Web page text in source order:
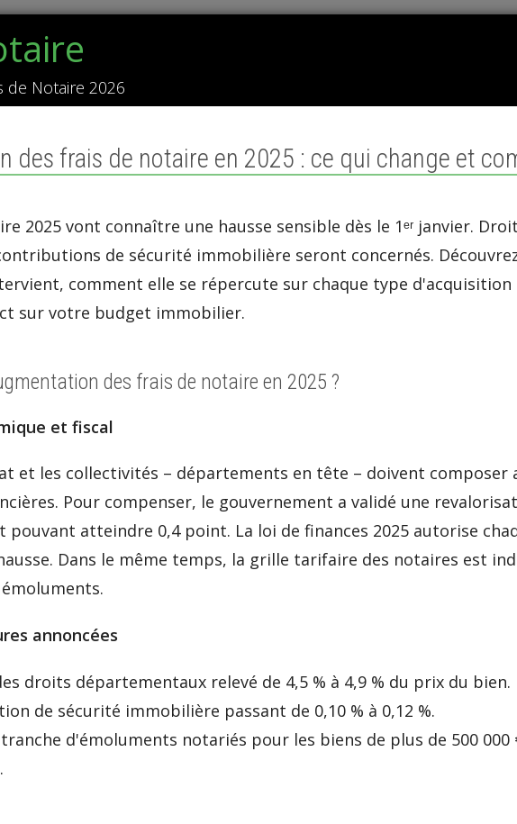
de Notaire 2026
des frais de notaire en 2025 : ce qui change et
2025 vont connaître une hausse sensible dès le 1ᵉʳ janvier.
de sécurité immobilière seront concernés.
comment elle se répercute sur chaque type
sur votre budget immobilier.
des frais de notaire en 2025 ?
et fiscal
et les collectivités – départements en tête – doivent composer
Pour compenser, le gouvernement a validé une
pouvant atteindre 0,4 point. La loi de finances 2025 autorise
Dans le même temps, la grille tarifaire des notaires est
annoncées
droits départementaux relevé de 4,5 % à 4,9 % du prix du bien.
de sécurité immobilière passant de 0,10 % à 0,12 %.
d'émoluments notariés pour les biens de plus de 500 000